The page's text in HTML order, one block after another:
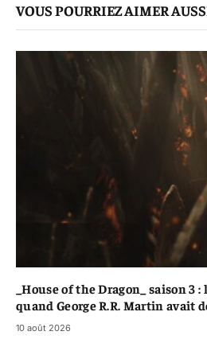
VOUS POURRIEZ AIMER
_House of the Dragon_ saison 3
quand George R.R. Martin avait
10 août 2026